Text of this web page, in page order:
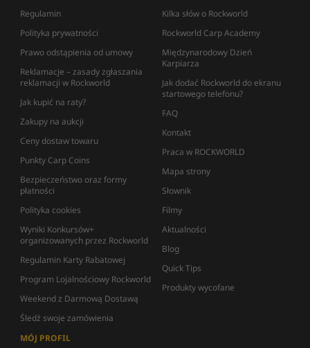
Regulamin
Polityka prywatności
Prawo odstąpienia od umowy
Reklamacje – zasady zgłaszania
reklamacji w Rockworld
Jak kupić na raty?
Zakupy na aukcji
Ceny dostaw towaru
Punkty Carp Coins
Bezpieczeństwo oraz formy
płatności
Polityka cookies
Wyniki Konkursów+
organizowanych przez Rockworld
Regulamin Karty Rabatowej
Program Lojalnościowy Rockworld
Weekend z Darmową Dostawą
Śledź swoje zamówienia
Kilka słów o Rockworld
Rockworld Carp Academy
Międzynarodowy Dzień
Karpiarza
Jak dodać Rockworld do ekranu
startowego telefonu?
FAQ
Kontakt
Praca w ROCKWORLD
Mapa strony
Słownik
Filmy
Aktualności
Blog
Quick Tips
Produkty wycofane
MÓJ PROFIL